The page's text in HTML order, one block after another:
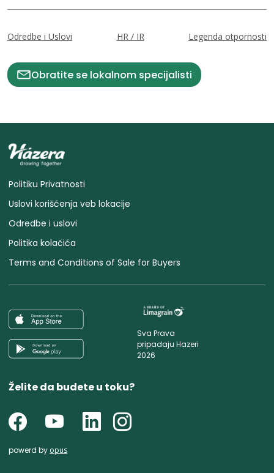
Odredbe i Uslovi HR / IR Legenda otpornosti
Obratite se lokalnom specijalisti
Politiku Privatnosti
Uslovi korišćenja veb lokacije
Odredbe i uslovi
Politika kolačića
Terms and Conditions of Sale for Buyers
Sva Prava
pripadaju Hazeri
2026
Želite da budete u toku?
powerd by opus